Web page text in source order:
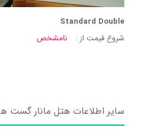
Standard Double
شروع قیمت از :
نامشخص
سایر اطلاعات هتل مانار گست